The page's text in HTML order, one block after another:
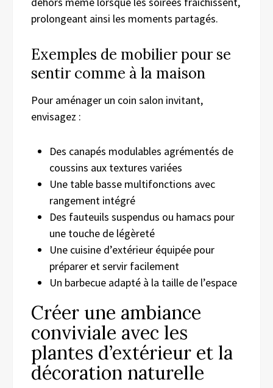
prolongeant ainsi les moments partagés.
Exemples de mobilier pour se
sentir comme à la maison
Pour aménager un coin salon invitant,
envisagez :
Des canapés modulables agrémentés de
coussins aux textures variées
Une table basse multifonctions avec
rangement intégré
Des fauteuils suspendus ou hamacs pour
une touche de légèreté
Une cuisine d’extérieur équipée pour
préparer et servir facilement
Un barbecue adapté à la taille de l’espace
Créer une ambiance
conviviale avec les
plantes d’extérieur et la
décoration naturelle